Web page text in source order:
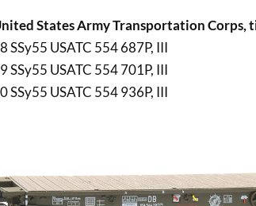
States Army Transportation Corps,
SSy55 USATC 554 687P, III
SSy55 USATC 554 701P, III
SSy55 USATC 554 936P, III